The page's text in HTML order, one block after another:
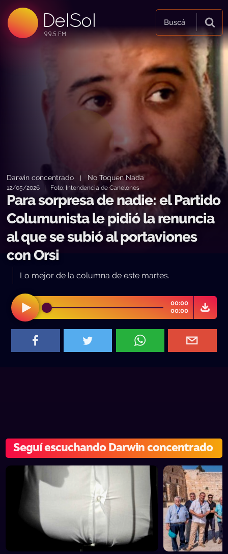
DelSol
99.5 FM
99.5 FM
99.5 FM
Buscá
Darwin concentrado No Toquen Nada
12/05/2026 | Foto: Intendencia de Canelones
Para sorpresa de nadie: el Partido
Columunista le pidió la renuncia
al que se subió al portaviones
con Orsi
Lo mejor de la columna de este martes.
00:00
00:00
Seguí escuchando Darwin concentrado